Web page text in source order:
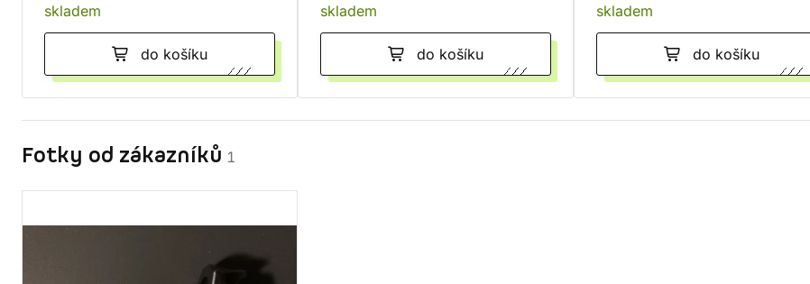
skladem
do košíku
skladem
do košíku
skladem
do košíku
Fotky od zákazníků 1